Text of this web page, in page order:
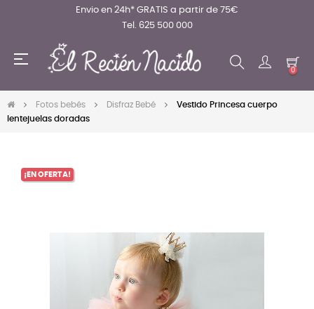
Envio en 24h* GRATIS a partir de 75€
Tel. 625 500 000
Navegación
☰
0
Fotos bebés Disfraz Bebé
Vestido Princesa cuerpo
lentejuelas doradas
¡EN OFERTA!